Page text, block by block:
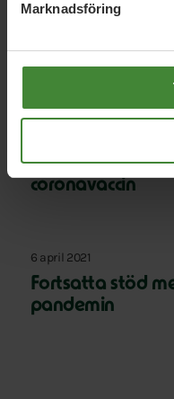
Marknadsföring
15 april 2021
Sverige ur krisen
Miljardsatsning
coronavaccin
6 april 2021
Fortsatta stöd
pandemin